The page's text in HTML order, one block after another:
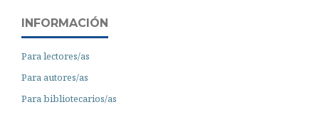
INFORMACIÓN
Para lectores/as
Para autores/as
Para bibliotecarios/as